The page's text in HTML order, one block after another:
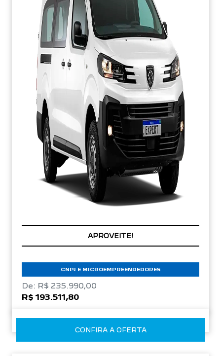
PRONTA ENTREGA
CNPJ E MICROEMPREENDEDORES
De: R$ 235.990,00
R$ 193.511,80
CONFIRA A OFERTA